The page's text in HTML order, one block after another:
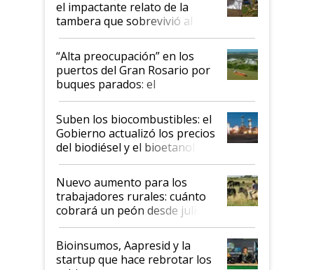
el impactante relato de la
tambera que sobrevivió al
tornado
“Alta preocupación” en los
puertos del Gran Rosario por
buques parados: el
funcionamiento de las
exportadoras en tensión tras
la medida de fuerza de los
prácticos
Suben los biocombustibles: el
Gobierno actualizó los precios
del biodiésel y el bioetanol
Nuevo aumento para los
trabajadores rurales: cuánto
cobrará un peón desde julio
Bioinsumos, Aapresid y la
startup que hace rebrotar los